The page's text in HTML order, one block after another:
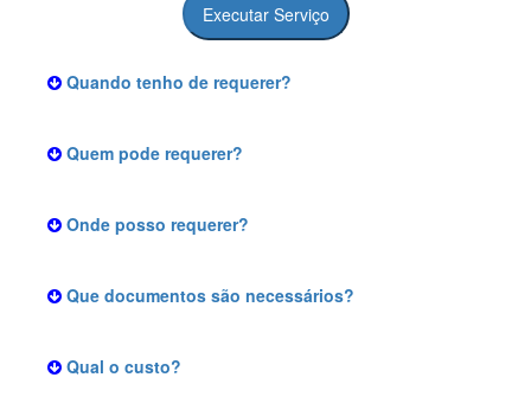
Executar Serviço
Quando tenho de requerer?
Quem pode requerer?
Onde posso requerer?
Que documentos são necessários?
Qual o custo?